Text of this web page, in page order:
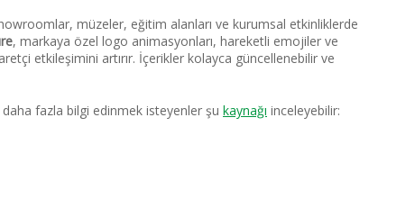
müzeler, eğitim alanları ve kurumsal etkinliklerde
, markaya özel logo animasyonları, hareketli emojiler ve
etkileşimini artırır. İçerikler kolayca güncellenebilir ve
fazla bilgi edinmek isteyenler şu kaynağı inceleyebilir: